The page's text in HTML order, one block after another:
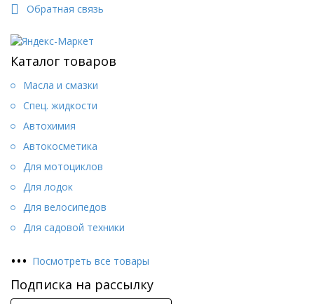
Обратная связь
Каталог товаров
Масла и смазки
Спец. жидкости
Автохимия
Автокосметика
Для мотоциклов
Для лодок
Для велосипедов
Для садовой техники
••• Посмотреть все товары
Подписка на рассылку